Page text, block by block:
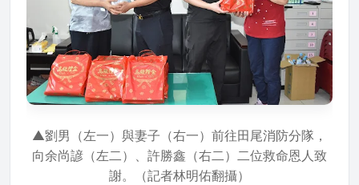
▲劉男（左一）與妻子（右一）前往田尾消防分隊，
向余尚諺（左二）、許勝鑫（右二）二位救命恩人致
謝。（記者林明佑翻攝）